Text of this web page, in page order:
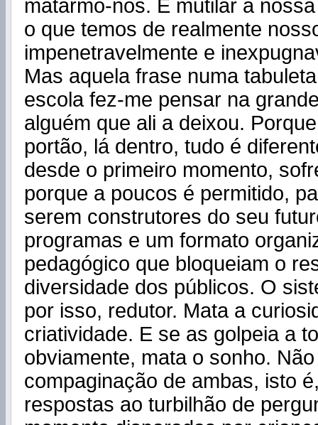
matarmo-nos. É mutilar a
o que temos de realmente
impenetravelmente e
Mas aquela frase numa
escola fez-me pensar na
alguém que ali a deixou.
portão, lá dentro, tudo é
desde o primeiro momento,
porque a poucos é permitido,
serem construtores do seu
programas e um formato
pedagógico que bloqueiam o
diversidade dos públicos. O
por isso, redutor. Mata a
criatividade. E se as golpeia a
obviamente, mata o sonho.
compaginação de ambas, isto
respostas ao turbilhão de